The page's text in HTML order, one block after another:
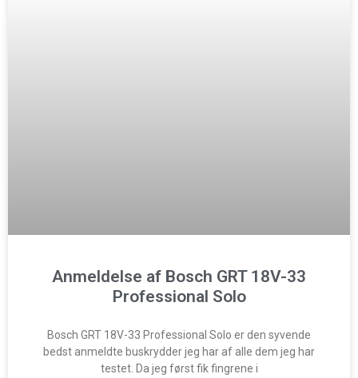
Anmeldelse af Bosch GRT 18V-33
Professional Solo
Bosch GRT 18V-33 Professional Solo er den syvende
bedst anmeldte buskrydder jeg har af alle dem jeg har
testet. Da jeg først fik fingrene i